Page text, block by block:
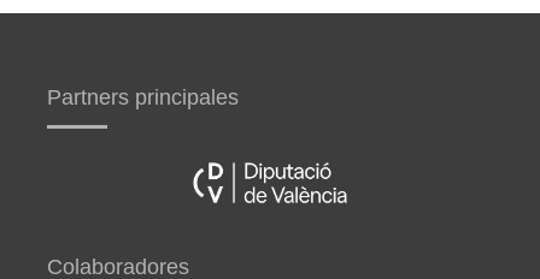
Partners principales
Colaboradores